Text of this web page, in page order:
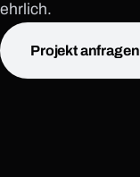
ehrlich.
Projekt anfragen